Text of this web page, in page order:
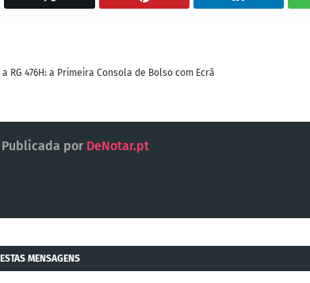
RG 476H: a Primeira Consola de Bolso com Ecrã
Publicada por DeNotar.pt
MENSAGENS